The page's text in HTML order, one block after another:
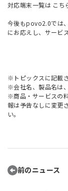
対応端末一覧は こち
今後もpovo2.0では
にお応えし、サービ
※トピックスに記載
※会社名、製品名は
※商品・サービスの
報は予告なしに変更
い。
前のニュース